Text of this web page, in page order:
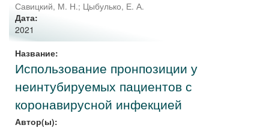
Савицкий, М. Н.; Цыбулько, Е. А.
Дата:
2021
Название:
Использование пронпозиции у
неинтубируемых пациентов с
коронавирусной инфекцией
Автор(ы):